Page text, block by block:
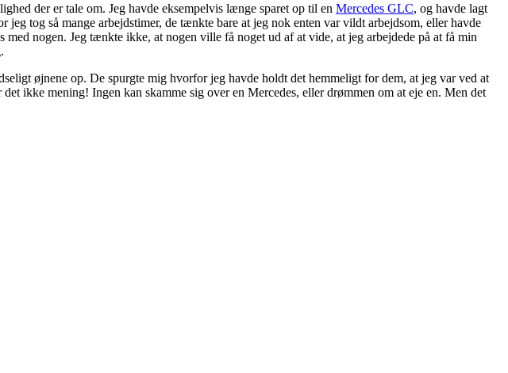
der er tale om. Jeg havde eksempelvis længe sparet op til en Mercedes GLC, og havde lagt
tog så mange arbejdstimer, de tænkte bare at jeg nok enten var vildt arbejdsom, eller havde
nogen. Jeg tænkte ikke, at nogen ville få noget ud af at vide, at jeg arbejdede på at få min
øjnene op. De spurgte mig hvorfor jeg havde holdt det hemmeligt for dem, at jeg var ved at
ikke mening! Ingen kan skamme sig over en Mercedes, eller drømmen om at eje en. Men det